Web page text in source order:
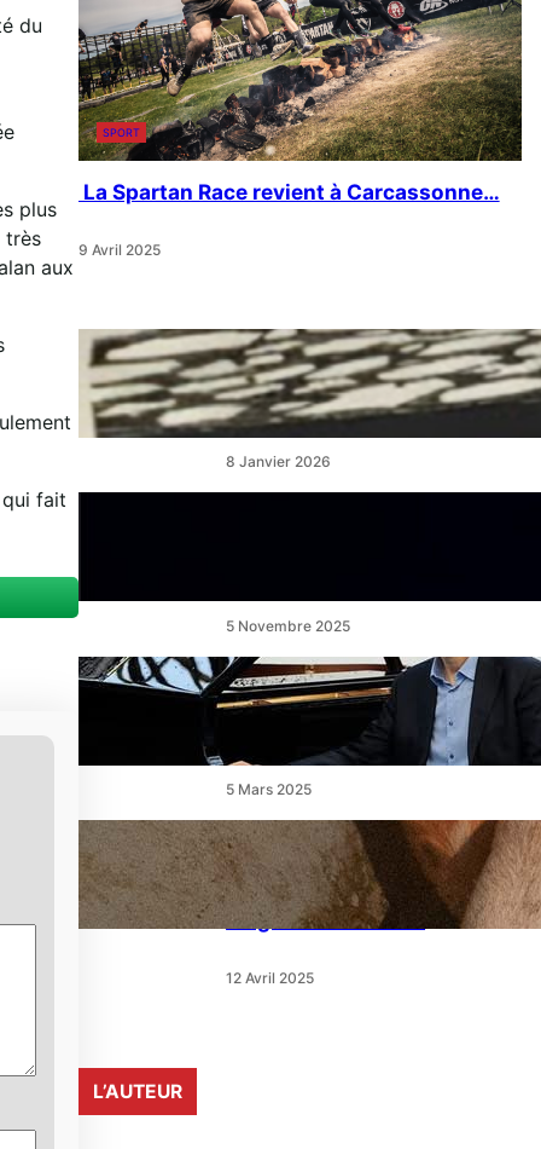
du
plus
très
aux
fait
SPORT
La Spartan Race revient à Carcassonne…
9 Avril 2025
« Artistes en Vitrine »:
L’éclat qui réveille les cœurs
de ville
8 Janvier 2026
5 Novembre 2025
« Le Disciple » de Mikhaïl
Rudy à Perpignan le
vendredi 7 mars
5 Mars 2025
« Qui est le moins clair » : ce
samedi, 30 actions partout
en France devant les
magasins E.Leclerc
12 Avril 2025
L’AUTEUR